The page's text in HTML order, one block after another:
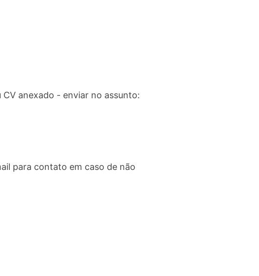
CV anexado - enviar no assunto:
para contato em caso de não